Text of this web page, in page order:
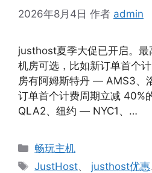
2026年8月4日 作者 admin
justhost夏季大促已开启。
机房可选，比如新订单首个
房有阿姆斯特丹 — AMS3、
订单首个计费周期立减 40%
QLA2、纽约 — NYC1、…
分
类
畅玩主机
标
JustHost、 justhost优惠